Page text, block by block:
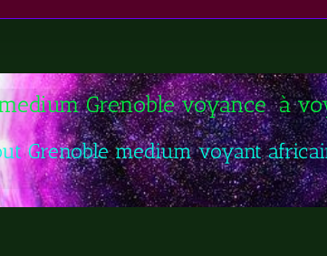
Grenoble voyance à
Grenoble medium voyant